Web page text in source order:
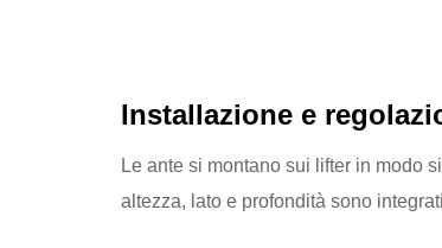
Installazione e
Le ante si montano sui lifter in modo
altezza, lato e profondità sono